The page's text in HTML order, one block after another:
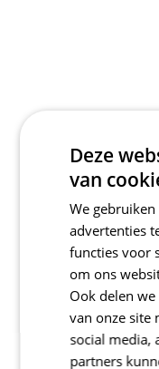
Deze
van
We
advertenties
functies voor
om ons
Ook delen
van onze site
social media,
partners